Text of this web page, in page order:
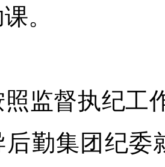
。
督执纪工作
后勤集团纪委